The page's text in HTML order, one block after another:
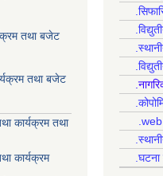
तथा बजेट
तथा बजेट
कार्यक्रम तथा
कार्यक्रम
.घटना